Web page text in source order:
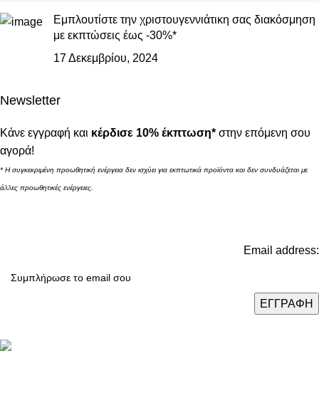
Εμπλουτίστε την χριστουγεννιάτικη σας διακόσμηση
με εκπτώσεις έως -30%*
17 Δεκεμβρίου, 2024
Newsletter
Κάνε εγγραφή και κέρδισε 10% έκπτωση* στην επόμενη σου
αγορά!
* Η συγκεκριμένη προωθητική ενέργεια δεν ισχύει για εκπτωτικά προϊόντα και δεν συνδυάζεται με
άλλες προωθητικές ενέργειες.
Email address: